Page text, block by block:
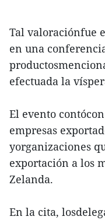
Tal valoraciónfue
en una
efectuada la
El evento
empresas
yorganizaciones
exportación a los
Zelanda.
En la cita,